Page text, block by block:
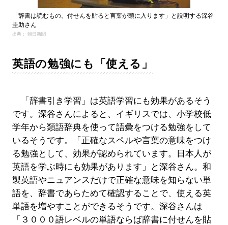
「辞書は読むもの。付せんを貼ると言葉が頭に入ります」と説明する深谷
圭助さん
出典： 朝日新聞
英語の勉強にも「使える」
「辞書引き学習」は英語学習にも効果があるそう
です。深谷さんによると、イギリスでは、小学校低
学年から類語辞典を使って語彙をつける勉強をして
いるそうです。「正確なスペルや言葉の意味をつけ
る勉強として、効果が認められています。日本人が
英語を学ぶ時にも効果があります」と深谷さん。和
製英語やニュアンスだけで正確な意味を知らない単
語を、辞書であらためて確認することで、使える英
単語を増やすことができるそうです。深谷さんは
「３０００語レベルの単語ならば辞書に付せんを貼